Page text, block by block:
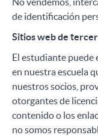
de identificación
Sitios web de
El estudiante
en nuestra escuela
nuestros socios,
otorgantes de
contenido o los
no somos